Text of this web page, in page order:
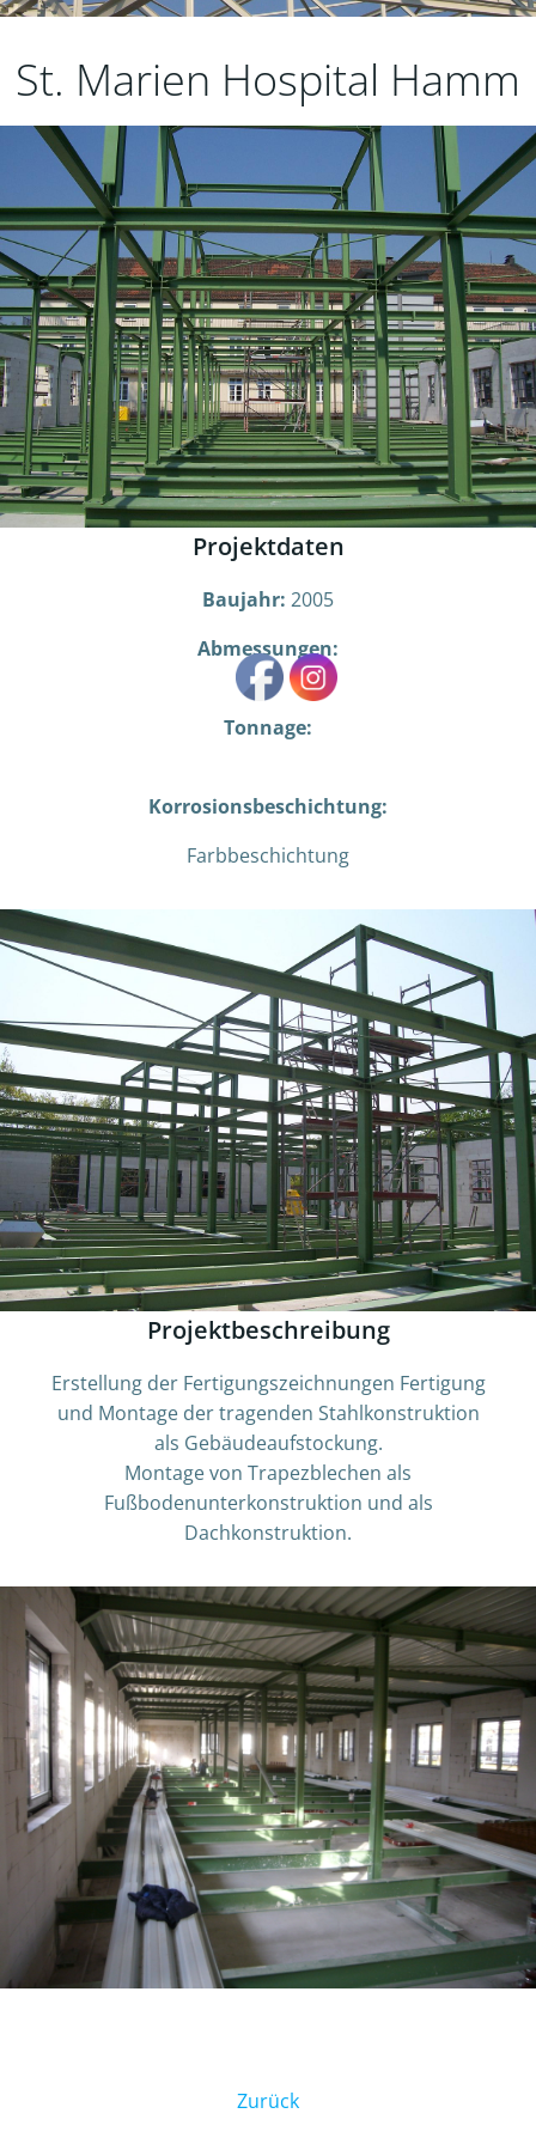
St. Marien Hospital Hamm
Projektdaten
Baujahr: 2005
Abmessungen:
Tonnage:
Korrosionsbeschichtung:
Farbbeschichtung
Projektbeschreibung
Erstellung der Fertigungszeichnungen Fertigung
und Montage der tragenden Stahlkonstruktion
als Gebäudeaufstockung.
Montage von Trapezblechen als
Fußbodenunterkonstruktion und als
Dachkonstruktion.
Zurück